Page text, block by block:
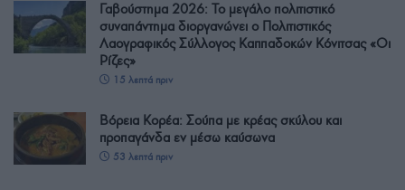
Γαβούστημα 2026: Το μεγάλο πολιτιστικό
συναπάντημα διοργανώνει ο Πολιτιστικός
Λαογραφικός Σύλλογος Καππαδοκών Κόνιτσας «Οι
Ρίζες»
15 λεπτά πριν
Βόρεια Κορέα: Σούπα με κρέας σκύλου και
προπαγάνδα εν μέσω καύσωνα
53 λεπτά πριν